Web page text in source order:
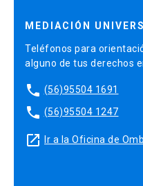
MEDIACIÓN
Teléfonos para
alguno de tus derechos
phone (56)95504 1691
phone (56)95504 1247
launch Ir a la Oficina de